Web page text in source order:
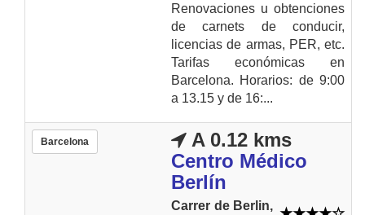
Renovaciones u obtenciones
de carnets de conducir,
licencias de armas, PER, etc.
Tarifas económicas en
Barcelona. Horarios: de 9:00
a 13.15 y de 16:...
Barcelona
A 0.12 kms
Centro Médico
Berlín
Carrer de Berlin,